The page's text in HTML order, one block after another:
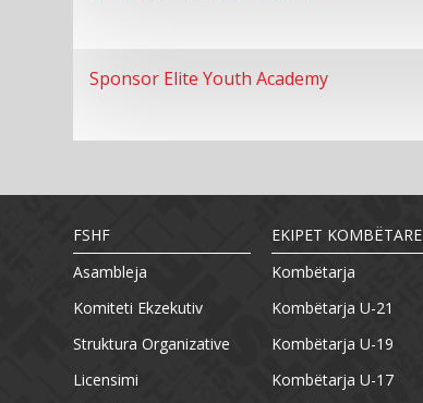
Sponsor Elite Youth Academy
FSHF
Asambleja
Komiteti Ekzekutiv
Struktura Organizative
Licensimi
EKIPET KOMBËTARE
Kombëtarja
Kombëtarja U-21
Kombëtarja U-19
Kombëtarja U-17